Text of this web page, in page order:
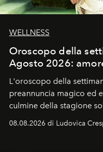
WELLNESS
Oroscopo della
Agosto 2026:
L'oroscopo della
preannuncia magico ed
culmine della stagione
favorevole della Luna
ideale per la notte delle
08.08.2026 di Ludovica